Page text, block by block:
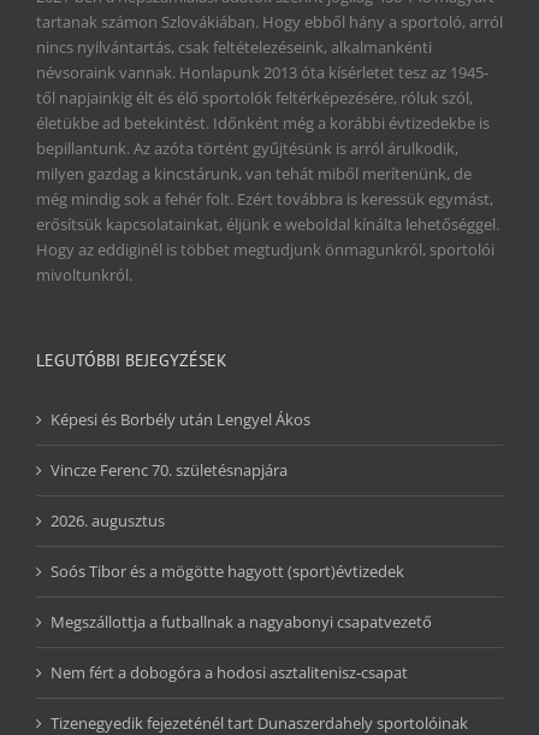
tartanak számon Szlovákiában. Hogy ebből hány a sportoló, arról
nincs nyilvántartás, csak feltételezéseink, alkalmankénti
névsoraink vannak. Honlapunk 2013 óta kísérletet tesz az 1945-
től napjainkig élt és élő sportolók feltérképezésére, róluk szól,
életükbe ad betekintést. Időnként még a korábbi évtizedekbe is
bepillantunk. Az azóta történt gyűjtésünk is arról árulkodik,
milyen gazdag a kincstárunk, van tehát miből merítenünk, de
még mindig sok a fehér folt. Ezért továbbra is keressük egymást,
erősítsük kapcsolatainkat, éljünk e weboldal kínálta lehetőséggel.
Hogy az eddiginél is többet megtudjunk önmagunkról, sportolói
mivoltunkról.
LEGUTÓBBI BEJEGYZÉSEK
Képesi és Borbély után Lengyel Ákos
Vincze Ferenc 70. születésnapjára
2026. augusztus
Soós Tibor és a mögötte hagyott (sport)évtizedek
Megszállottja a futballnak a nagyabonyi csapatvezető
Nem fért a dobogóra a hodosi asztalitenisz-csapat
Tizenegyedik fejezeténél tart Dunaszerdahely sportolóinak